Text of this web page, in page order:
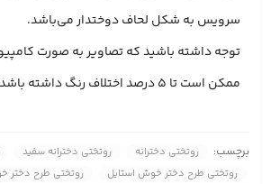
سرویس به شکل لحاف دوختدار می‌باشد.
توجه داشته باشید که تصاویر به صورت
ممکن است تا 5 درصد اختلاف رنگ داشته باشد.
برچسب: روتختی دخترانه روتختی دخترانه سفید
روتختی طرح دختر خوش استایل
روتختی طرح دختر